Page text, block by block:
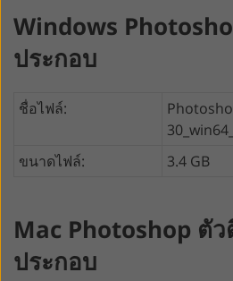
Windows
ประกอบ
ชื่อไฟล์:
ขนาดไฟล์:
3.4 GB
Mac Photoshop ตั
ประกอบ